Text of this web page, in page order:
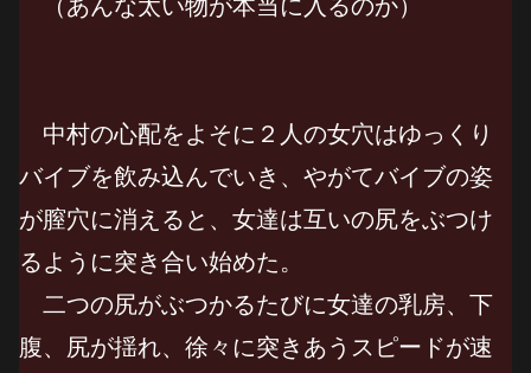
（あんな太い物が本当に入るのか）
中村の心配をよそに２人の女穴はゆっくり
バイブを飲み込んでいき、やがてバイブの姿
が膣穴に消えると、女達は互いの尻をぶつけ
るように突き合い始めた。
二つの尻がぶつかるたびに女達の乳房、下
腹、尻が揺れ、徐々に突きあうスピードが速